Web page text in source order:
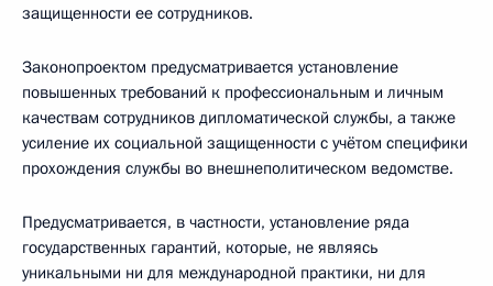
защищенности ее сотрудников.
Законопроектом предусматривается установление
повышенных требований к профессиональным и личным
качествам сотрудников дипломатической службы, а также
усиление их социальной защищенности с учётом специфики
прохождения службы во внешнеполитическом ведомстве.
Предусматривается, в частности, установление ряда
государственных гарантий, которые, не являясь
уникальными ни для международной практики, ни для